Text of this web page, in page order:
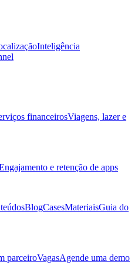
Inteligência
financeirosViagens, lazer e
e retenção de apps
BlogCasesMateriaisGuia do
parceiroVagasAgende uma demo